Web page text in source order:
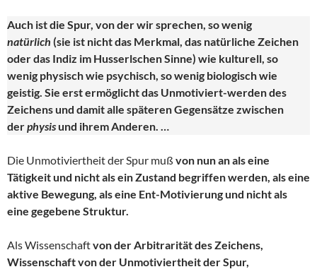
Auch ist die Spur, von der wir sprechen, so wenig
natürlich (sie ist nicht das Merkmal, das natürliche Zeichen
oder das Indiz im Husserlschen Sinne) wie kulturell, so
wenig physisch wie psychisch, so wenig biologisch wie
geistig. Sie erst ermöglicht das Unmotiviert-werden des
Zeichens und damit alle späteren Gegensätze zwischen
derphysis und ihrem Anderen. …
Die Unmotiviertheit der Spur muß von nun an als eine
Tätigkeit und nicht als ein Zustand begriffen werden, als eine
aktive Bewegung, als eine Ent-Motivierung und nicht als
eine gegebene Struktur.
Als Wissenschaftvon der Arbitrarität des Zeichens,
Wissenschaft von der Unmotiviertheit der Spur,